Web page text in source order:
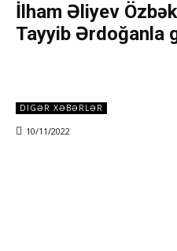
İlham Əliyev
Tayyib Ərdoğanla
DIGƏR XƏBƏRLƏR
10/11/2022